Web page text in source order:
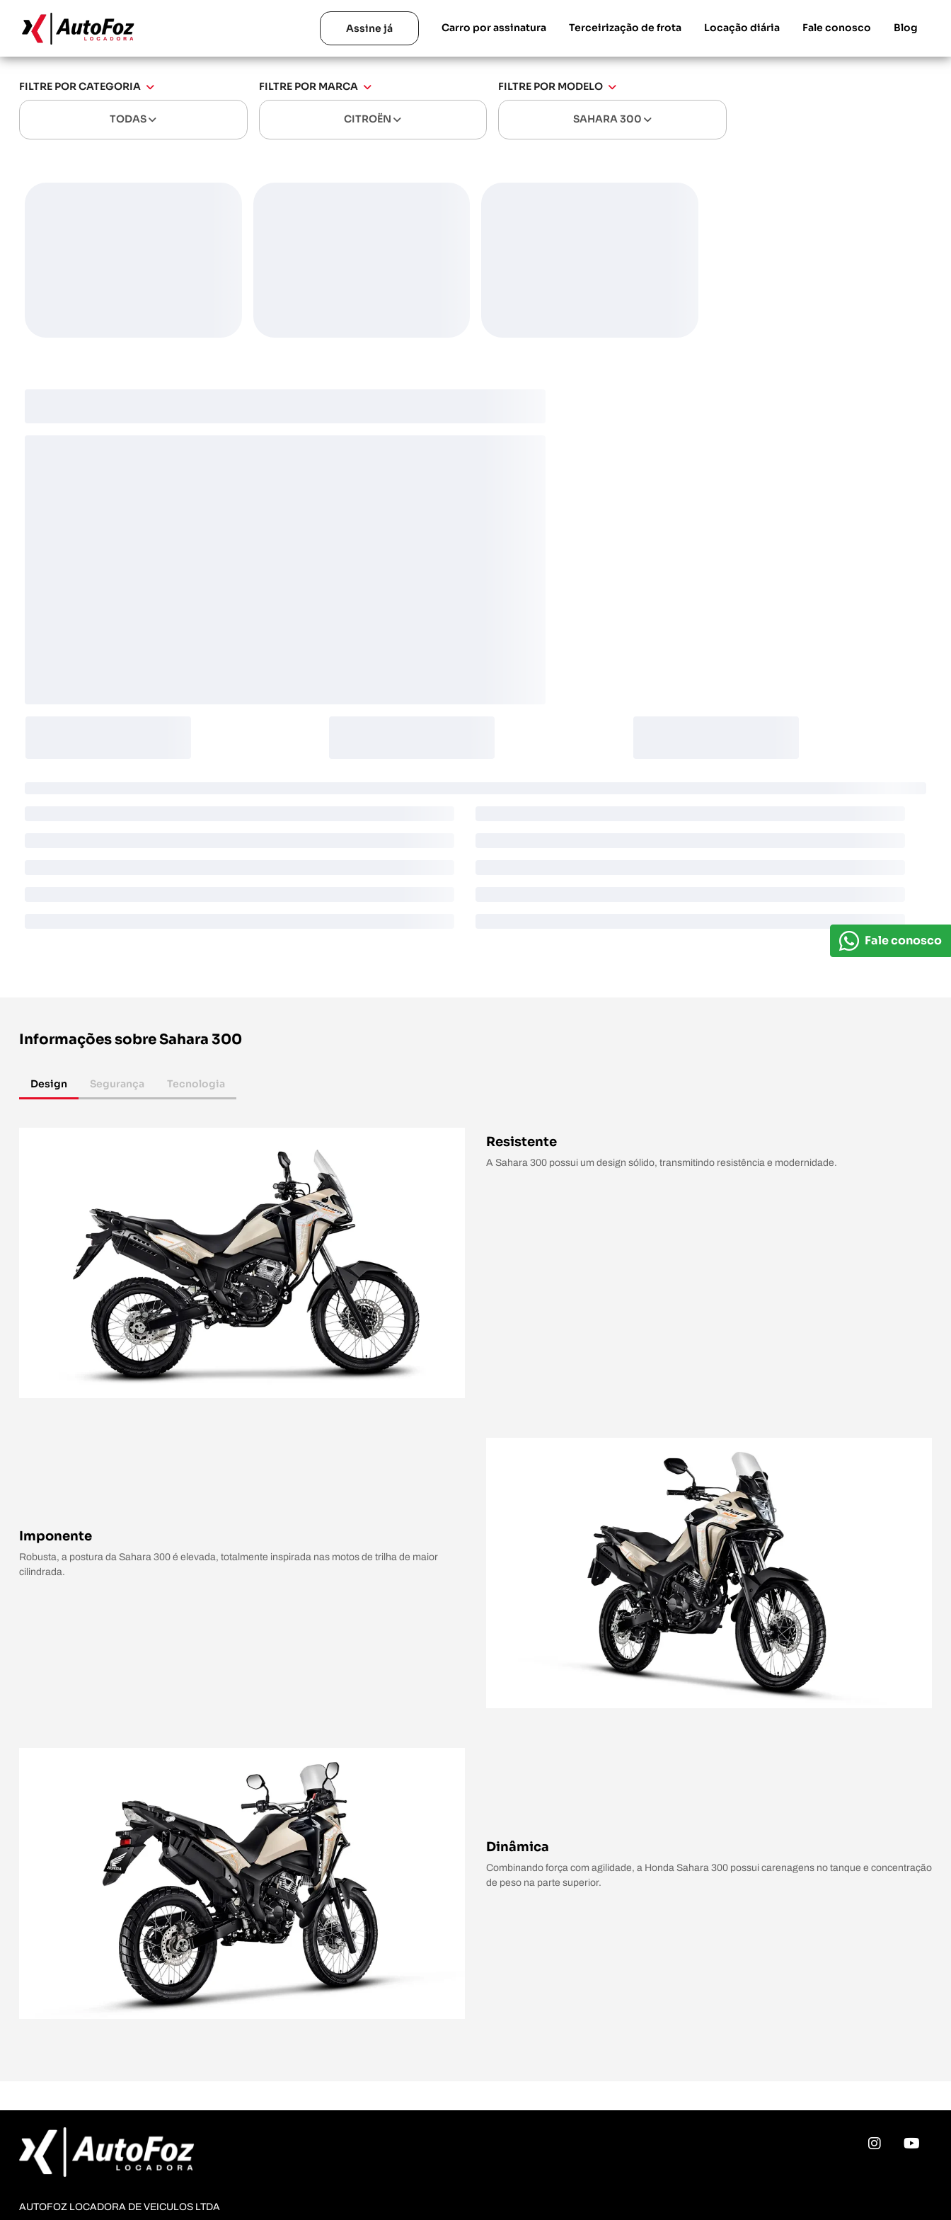
Assine já Carro por assinatura Terceirização de frota Locação diária Fale conosco Blog
FILTRE POR CATEGORIA
TODAS
FILTRE POR MARCA
CITROËN
FILTRE POR MODELO
SAHARA 300
Informações sobre Sahara 300
Design Segurança Tecnologia
Resistente
A Sahara 300 possui um design sólido, transmitindo resistência e modernidade.
Imponente
Robusta, a postura da Sahara 300 é elevada, totalmente inspirada nas motos de trilha de maior
cilindrada.
Dinâmica
Combinando força com agilidade, a Honda Sahara 300 possui carenagens no tanque e concentração
de peso na parte superior.
AUTOFOZ LOCADORA DE VEICULOS LTDA
Fale conosco